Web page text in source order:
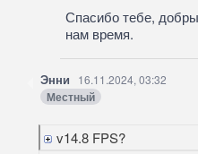
Спасибо тебе,
нам время.
Энни 16.11.2024, 03:32
Местный
v14.8 FPS?